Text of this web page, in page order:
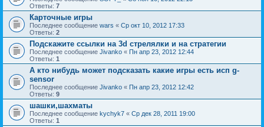
Ответы: 7
Карточные игры
Последнее сообщение wars « Ср окт 10, 2012 17:33
Ответы: 2
Подскажите ссылки на 3d стрелялки и на стратегии
Последнее сообщение Jivanko « Пн апр 23, 2012 12:44
Ответы: 1
А кто нибудь может подсказать какие игры есть исп g-
sensor
Последнее сообщение Jivanko « Пн апр 23, 2012 12:42
Ответы: 9
шашки,шахматы
Последнее сообщение kychyk7 « Ср дек 28, 2011 19:00
Ответы: 1